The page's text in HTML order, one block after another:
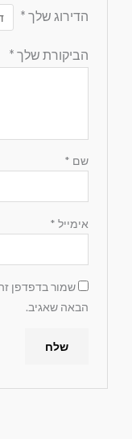
הדירוג שלך*
הביקורת שלך*
שם*
אימייל*
שמור בדפדפן
הבאה שאגיב.